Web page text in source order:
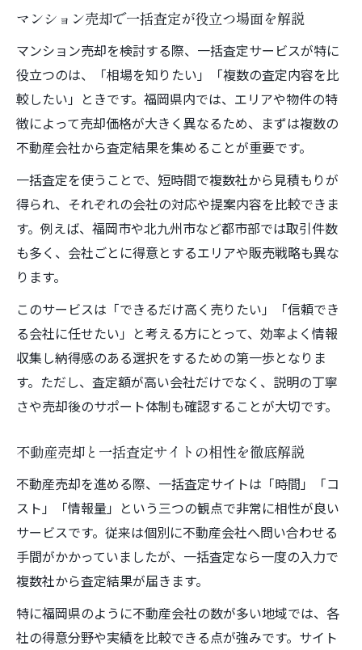
マンション売却で一括査定が役立つ場面を解説
マンション売却を検討する際、一括査定サービスが特に
役立つのは、「相場を知りたい」「複数の査定内容を比
較したい」ときです。福岡県内では、エリアや物件の特
徴によって売却価格が大きく異なるため、まずは複数の
不動産会社から査定結果を集めることが重要です。
一括査定を使うことで、短時間で複数社から見積もりが
得られ、それぞれの会社の対応や提案内容を比較できま
す。例えば、福岡市や北九州市など都市部では取引件数
も多く、会社ごとに得意とするエリアや販売戦略も異な
ります。
このサービスは「できるだけ高く売りたい」「信頼でき
る会社に任せたい」と考える方にとって、効率よく情報
収集し納得感のある選択をするための第一歩となりま
す。ただし、査定額が高い会社だけでなく、説明の丁寧
さや売却後のサポート体制も確認することが大切です。
不動産売却と一括査定サイトの相性を徹底解説
不動産売却を進める際、一括査定サイトは「時間」「コ
スト」「情報量」という三つの観点で非常に相性が良い
サービスです。従来は個別に不動産会社へ問い合わせる
手間がかかっていましたが、一括査定なら一度の入力で
複数社から査定結果が届きます。
特に福岡県のように不動産会社の数が多い地域では、各
社の得意分野や実績を比較できる点が強みです。サイト